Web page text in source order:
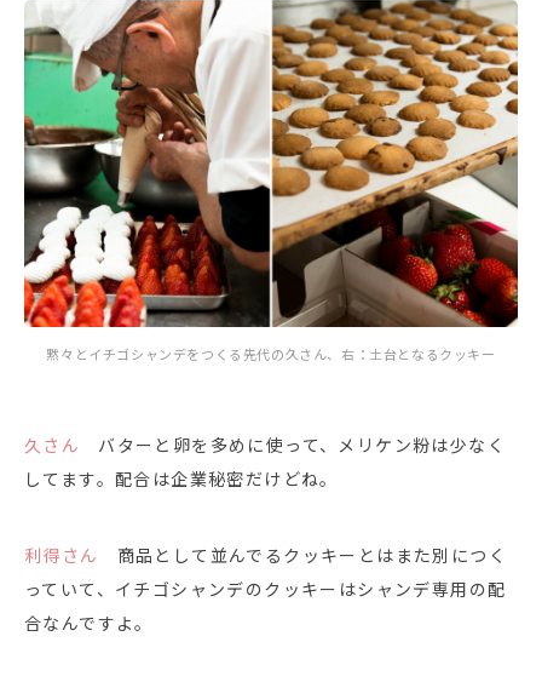
黙々とイチゴシャンデをつくる先代の久さん、右：土台となるクッキー
久さん
バターと卵を多めに使って、メリケン粉は少なく
してます。配合は企業秘密だけどね。
利得さん
商品として並んでるクッキーとはまた別につく
っていて、イチゴシャンデのクッキーはシャンデ専用の配
合なんですよ。